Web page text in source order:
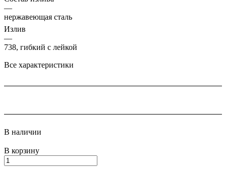
—
нержавеющая сталь
Излив
—
738, гибкий с лейкой
Все характеристики
В наличии
В корзину